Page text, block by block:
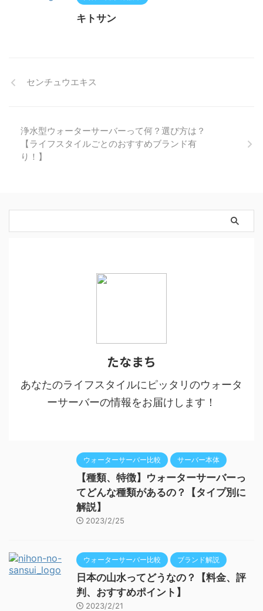
キトサン
センチュウエキス
浄水型ウォーターサーバーって何？選び方は？
【ライフスタイルごとのおすすめブランド有
り！】
たなまち
あなたのライフスタイルにピッタリのウォータ
ーサーバーの情報をお届けします！
ウォーターサーバー比較 サーバー本体
【種類、特徴】ウォーターサーバーっ
てどんな種類があるの？【タイプ別に
解説】
2023/2/25
ウォーターサーバー比較 ブランド解説
日本の山水ってどうなの？【料金、評
判、おすすめポイント】
2023/2/21